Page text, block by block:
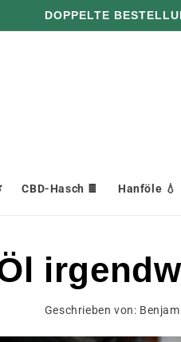
DOPPELTE
CBD-Hasch 🍫 Hanföle 💧
Geschrieben von: